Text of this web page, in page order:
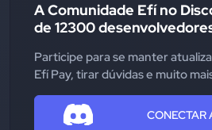
A Comunidade Efí no
de 12300
Participe para se manter
Efí Pay, tirar dúvidas e muito
CONECTAR